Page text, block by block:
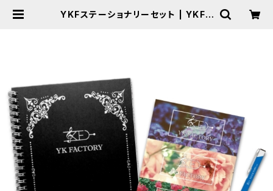
YKFステーショナリーセット | YKFA